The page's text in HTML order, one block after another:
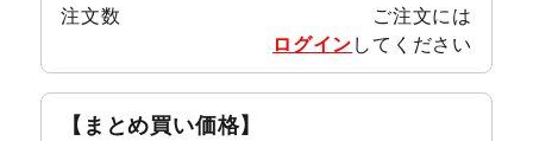
注文数
ご注文には
ログインしてください
【まとめ買い価格】